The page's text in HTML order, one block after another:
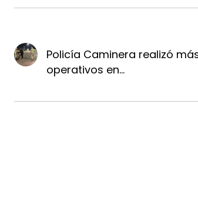
Policía Caminera realizó
operativos en...